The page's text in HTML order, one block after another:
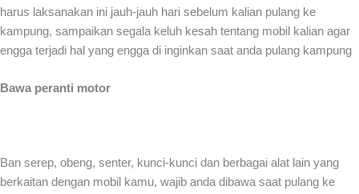
harus laksanakan ini jauh-jauh hari sebelum kalian pulang ke
kampung, sampaikan segala keluh kesah tentang mobil kalian agar
engga terjadi hal yang engga di inginkan saat anda pulang kampung
Bawa peranti motor
Ban serep, obeng, senter, kunci-kunci dan berbagai alat lain yang
berkaitan dengan mobil kamu, wajib anda dibawa saat pulang ke